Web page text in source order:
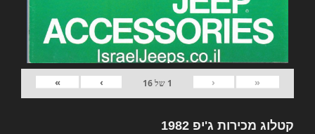
«
‹
1 של16
›
»
קטלוג מכירות ג'יפ 1982